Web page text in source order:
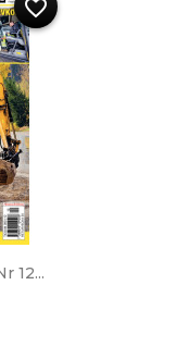
12...
favorite_border